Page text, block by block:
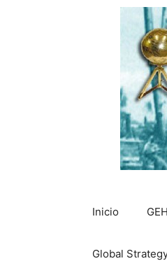
Inicio
Global